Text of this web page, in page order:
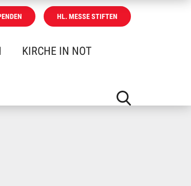
HL. MESSE STIFTEN
KIRCHE IN NOT